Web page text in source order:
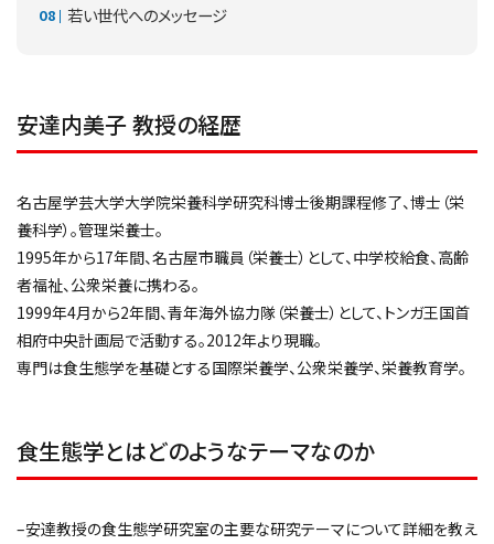
若い世代へのメッセージ
安達内美子 教授の経歴
名古屋学芸大学大学院栄養科学研究科博士後期課程修了、博士（栄
養科学）。管理栄養士。
1995年から17年間、名古屋市職員（栄養士）として、中学校給食、高齢
者福祉、公衆栄養に携わる。
1999年4月から2年間、青年海外協力隊（栄養士）として、トンガ王国首
相府中央計画局で活動する。2012年より現職。
専門は食生態学を基礎とする国際栄養学、公衆栄養学、栄養教育学。
食生態学とはどのようなテーマなのか
–安達教授の食生態学研究室の主要な研究テーマについて詳細を教え